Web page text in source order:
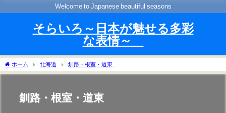
Welcome to Japanese beautiful seasons
そらいろ～日本が魅せる多彩
な表情～
ホーム 北海道 釧路・根室・道東
釧路・根室・道東